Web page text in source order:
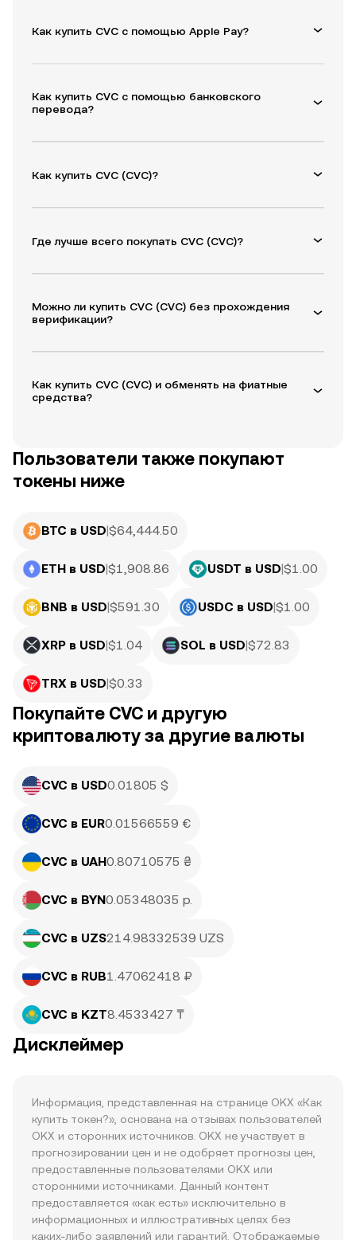
Как купить CVC с помощью Apple Pay?
Как купить CVC с помощью банковского
перевода?
Как купить CVC (CVC)?
Где лучше всего покупать CVC (CVC)?
Можно ли купить CVC (CVC) без прохождения
верификации?
Как купить CVC (CVC) и обменять на фиатные
средства?
Пользователи также покупают
токены ниже
BTC в USD|$64,444.50
ETH в USD|$1,908.86 USDT в USD|$1.00
BNB в USD|$591.30 USDC в USD|$1.00
XRP в USD|$1.04 SOL в USD|$72.83
TRX в USD|$0.33
Покупайте CVC и другую
криптовалюту за другие валюты
CVC в USD0.01805 $
CVC в EUR0.01566559 €
CVC в UAH0.80710575 ₴
CVC в BYN0.05348035 р.
CVC в UZS214.98332539 UZS
CVC в RUB1.47062418 ₽
CVC в KZT8.4533427 ₸
Дисклеймер
Информация, представленная на странице OKX «Как
купить токен?», основана на отзывах пользователей
OKX и сторонних источников. OKX не участвует в
прогнозировании цен и не одобряет прогнозы цен,
предоставленные пользователями OKX или
сторонними источниками. Данный контент
предоставляется «как есть» исключительно в
информационных и иллюстративных целях без
каких-либо заявлений или гарантий. Отображаемые